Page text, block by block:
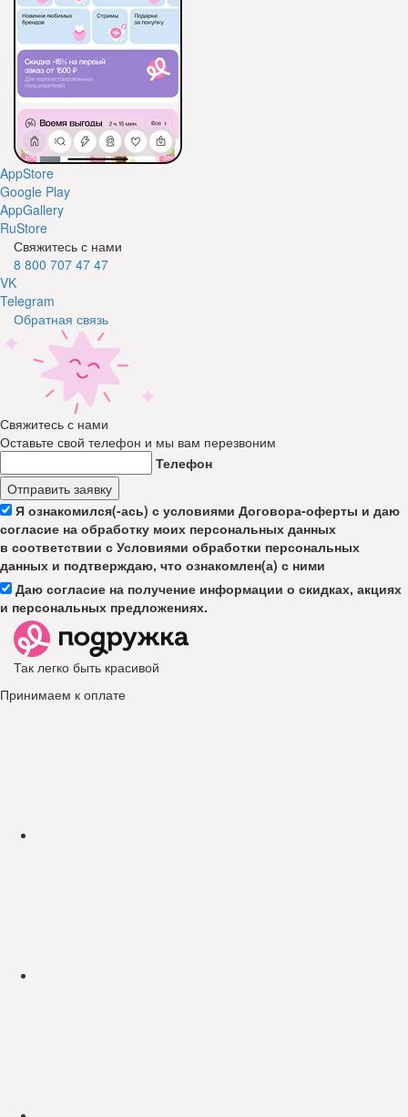
AppStore
Google Play
AppGallery
RuStore
Свяжитесь с нами
8 800 707 47 47
VK
Telegram
Обратная связь
Свяжитесь с нами
Оставьте свой телефон и мы вам перезвоним
Телефон
Отправить заявку
Я ознакомился(-ась) с условиями Договора-оферты и даю
согласие на обработку моих персональных данных
в соответствии с Условиями обработки персональных
данных и подтверждаю, что ознакомлен(а) с ними
Даю согласие на получение информации о скидках, акциях
и персональных предложениях.
Так легко быть красивой
Принимаем к оплате